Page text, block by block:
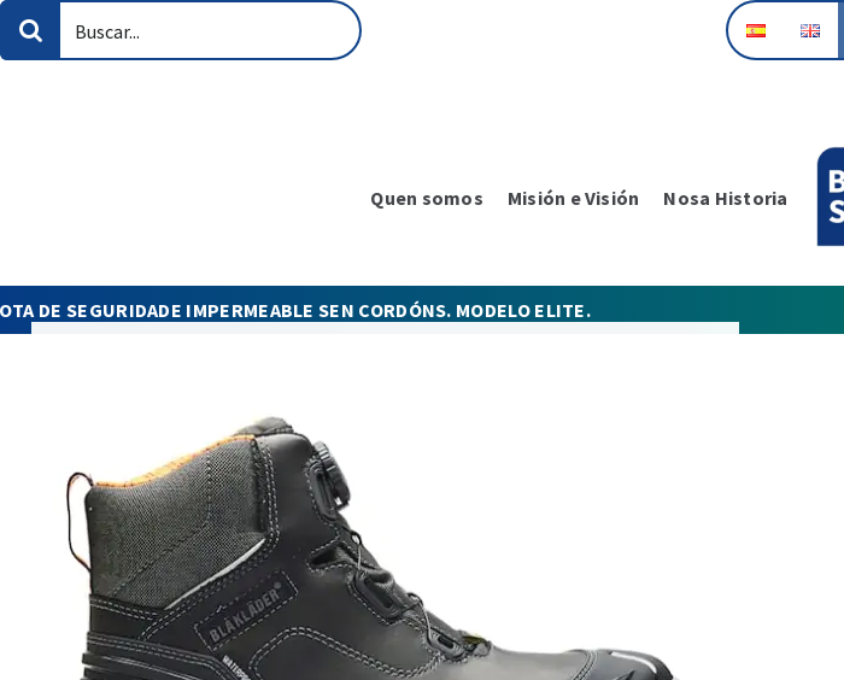
Skip
to
Search
for:
Quen somos Misión e Visión Nosa Historia
DE SEGURIDADE IMPERMEABLE SEN CORDÓNS. MODELO ELITE.